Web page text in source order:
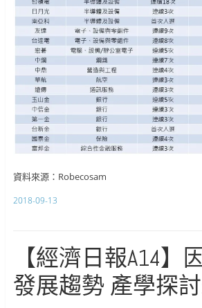
資料來源：Robecosam
2018-09-13
【經濟日報A14】
發展趨勢 產學探